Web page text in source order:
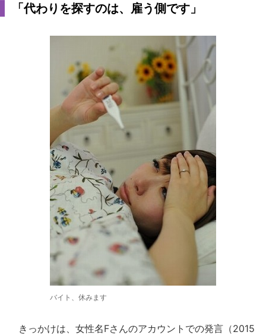
「代わりを探すのは、雇う側です」
バイト、休みます
きっかけは、女性名Fさんのアカウントでの発言（2015